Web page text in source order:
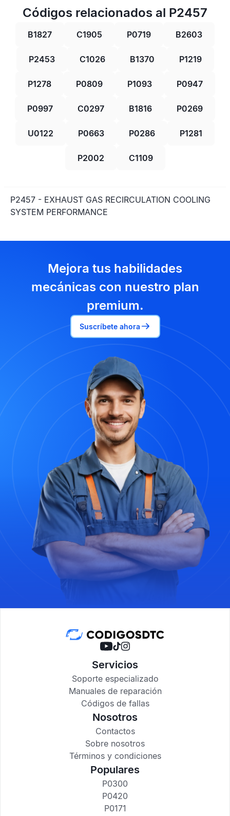
Códigos relacionados al P2457
B1827 C1905 P0719 B2603
P2453 C1026 B1370 P1219
P1278 P0809 P1093 P0947
P0997 C0297 B1816 P0269
U0122 P0663 P0286 P1281
P2002 C1109
P2457 - EXHAUST GAS RECIRCULATION COOLING
SYSTEM PERFORMANCE
Mejora tus habilidades
mecánicas con nuestro plan
premium.
Suscríbete ahora
Servicios
Soporte especializado
Manuales de reparación
Códigos de fallas
Nosotros
Contactos
Sobre nosotros
Términos y condiciones
Populares
P0300
P0420
P0171